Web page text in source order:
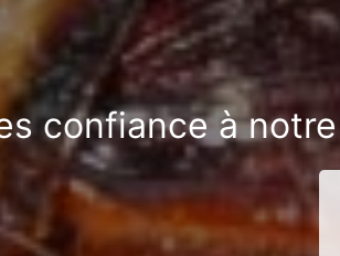
confiance à